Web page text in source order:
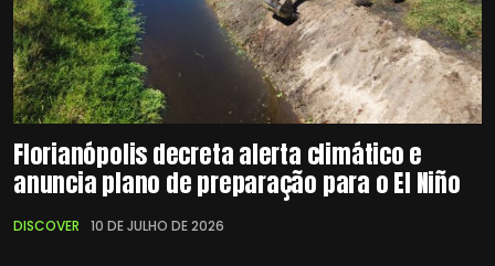
Florianópolis decreta alerta climático e
anuncia plano de preparação para o El Niño
DISCOVER 10 DE JULHO DE 2026